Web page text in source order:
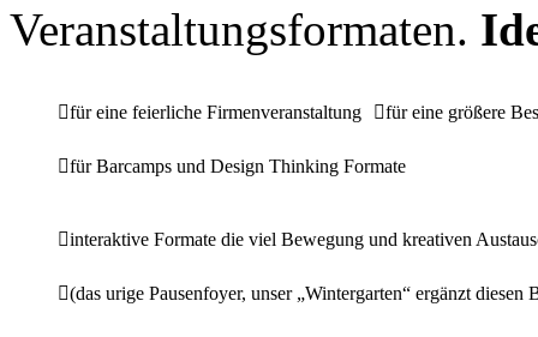
Veranstaltungsformaten.
für eine feierliche Firmenveranstaltung für eine größere
für Barcamps und Design Thinking Formate
interaktive Formate die viel Bewegung und kreativen
(das urige Pausenfoyer, unser „Wintergarten“ ergänzt